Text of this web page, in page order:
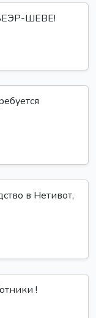
ШЕВЕ!
в Нетивот,
!